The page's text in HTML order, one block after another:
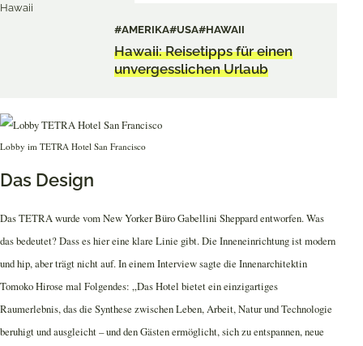
#AMERIKA#USA#HAWAII
Hawaii: Reisetipps für einen
unvergesslichen Urlaub
Lobby im TETRA Hotel San Francisco
Das Design
Das TETRA wurde vom New Yorker Büro Gabellini Sheppard entworfen. Was
das bedeutet? Dass es hier eine klare Linie gibt. Die Inneneinrichtung ist modern
und hip, aber trägt nicht auf. In einem Interview sagte die Innenarchitektin
Tomoko Hirose mal Folgendes: „Das Hotel bietet ein einzigartiges
Raumerlebnis, das die Synthese zwischen Leben, Arbeit, Natur und Technologie
beruhigt und ausgleicht – und den Gästen ermöglicht, sich zu entspannen, neue